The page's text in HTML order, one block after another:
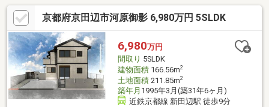
京都府京田辺市河原御影 6,980万円 5SLDK
6,980万円
間取り 5SLDK
建物面積166.56m2
土地面積211.85m2
築年月 1995年3月(築31年6ヶ月)
近鉄京都線 新田辺駅 徒歩9分